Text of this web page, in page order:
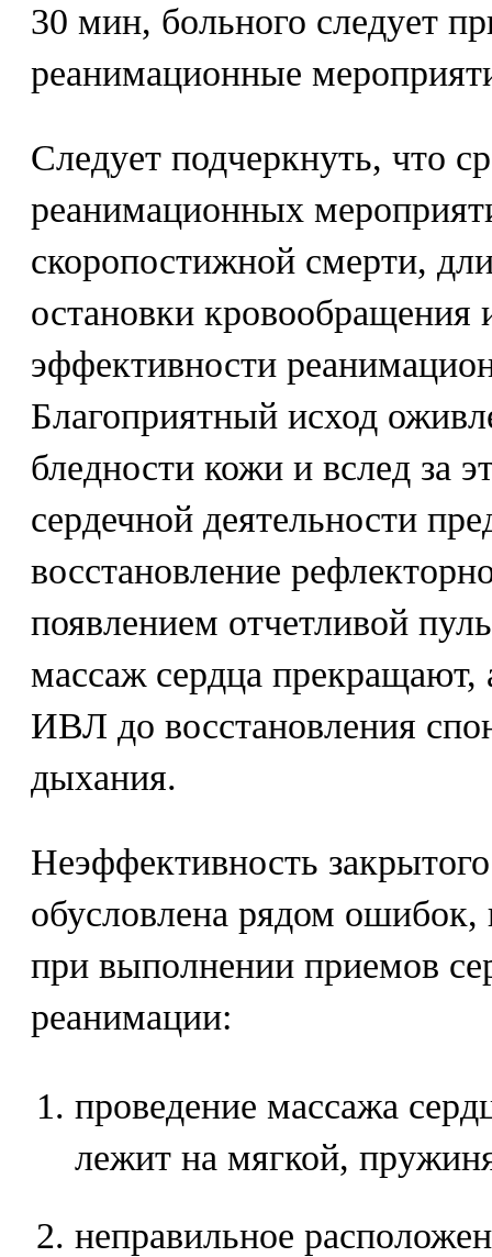
30 мин, больного следует
реанимационные
Следует подчеркнуть, что
реанимационных
скоропостижной смерти,
остановки кровообращения
эффективности
Благоприятный исход
бледности кожи и вслед за
сердечной деятельности
восстановление
появлением отчетливой
массаж сердца
ИВЛ до восстановления
дыхания.
Неэффективность
обусловлена рядом ошибок,
при выполнении приемов
реанимации:
проведение массажа
лежит на мягкой,
неправильное